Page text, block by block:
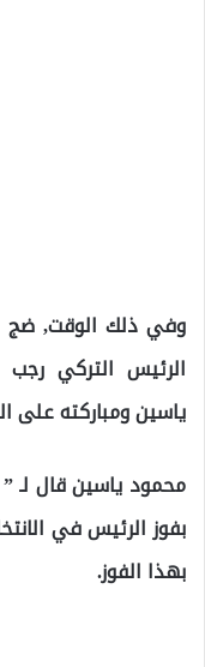
وفي ذلك الوقت, ضج
الرئيس التركي
ياسين ومباركته على
محمود ياسين قال لـ
بفوز الرئيس في
بهذا الفوز.